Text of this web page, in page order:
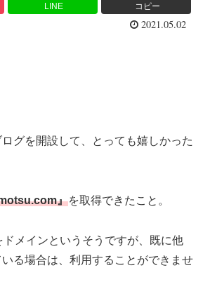
LINE コピー
2021.05.02
グを開設して、とっても嬉しかった
』を取得できたこと。
ドメインというそうですが、既に他
る場合は、利用することができませ